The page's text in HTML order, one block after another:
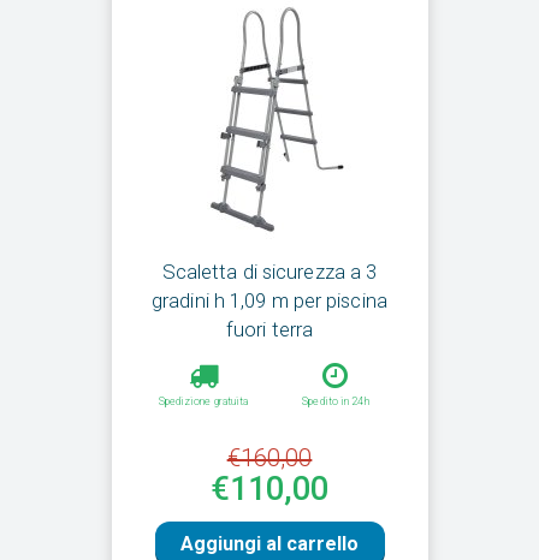
Scaletta di sicurezza a 3
gradini h 1,09 m per piscina
fuori terra
Spedizione gratuita Spedito in 24h
€160,00
€110,00
Aggiungi al carrello